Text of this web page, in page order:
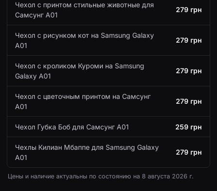
Чехол с принтом стильные животные для
Самсунг А01
279 грн
Чехол с рисунком кот на Samsung Galaxy
A01
279 грн
Чехол с кроликом Куроми на Samsung
Galaxy A01
279 грн
Чехол с цветочным принтом на Самсунг
А01
279 грн
Чехол Губка Боб для Самсунг А01 259 грн
Чехлы Килиан Мбаппе для Samsung Galaxy
A01
279 грн
Цены и наличие актуальны по состоянию на 8 августа 2026 г.